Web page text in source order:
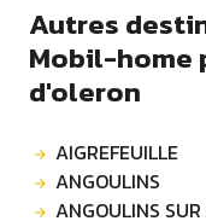
Autres
Mobil-home
d'oleron
AIGREFEUILLE
ANGOULINS
ANGOULINS SUR